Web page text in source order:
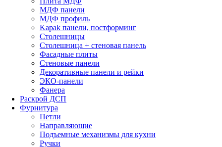
МДФ панели
МДФ профиль
Kapak панели, постформинг
Столешницы
Столешница + стеновая панель
Фасадные плиты
Стеновые панели
Декоративные панели и рейки
ЭКО-панели
Фанера
Раскрой ДСП
Фурнитура
Петли
Направляющие
Подъемные механизмы для кухни
Ручки